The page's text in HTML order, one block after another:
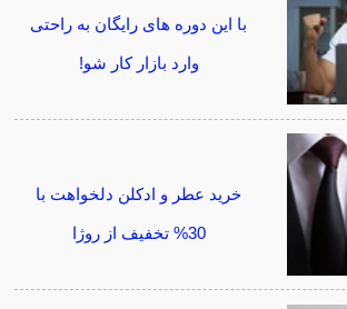
با این دوره های رایگان به راحتی
وارد بازار کار شو!
خرید عطر و ادکلن دلخواهت با
30% تخفیف از روژا